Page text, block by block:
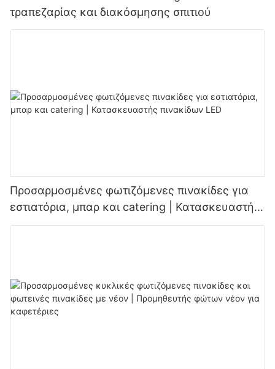
τραπεζαρίας και διακόσμησης σπιτιού
Προσαρμοσμένες φωτιζόμενες πινακίδες για
εστιατόρια, μπαρ και catering | Κατασκευαστής
πινακίδων LED